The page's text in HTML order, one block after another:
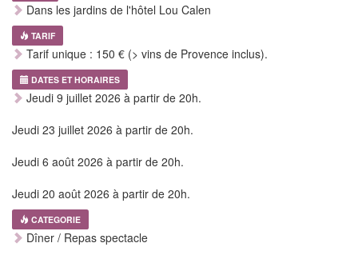
Dans les jardins de l'hôtel Lou Calen
TARIF
Tarif unique : 150 € (> vins de Provence inclus).
DATES ET HORAIRES
Jeudi 9 juillet 2026 à partir de 20h.
Jeudi 23 juillet 2026 à partir de 20h.
Jeudi 6 août 2026 à partir de 20h.
Jeudi 20 août 2026 à partir de 20h.
CATEGORIE
Dîner / Repas spectacle